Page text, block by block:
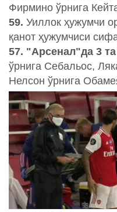
Фирмино ўрнига
59. Уиллок ҳужумчи
қанот ҳужумчиси
57. "Арсенал"да 3
ўрнига Себальос,
Нелсон ўрнига